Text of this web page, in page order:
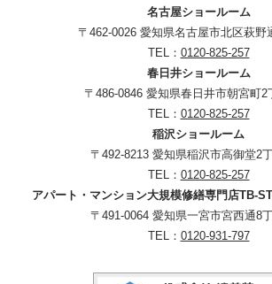
名古屋ショールーム
〒462-0026 愛知県名古屋市北区萩野
TEL： 0120-825-257
春日井ショールーム
〒486-0846 愛知県春日井市朝宮町2
TEL： 0120-825-257
稲沢ショールーム
〒492-8213 愛知県稲沢市高御堂2
TEL： 0120-825-257
アパート・マンション大規模修繕専門店TB-
〒491-0064 愛知県一宮市宮西通8
TEL： 0120-931-797